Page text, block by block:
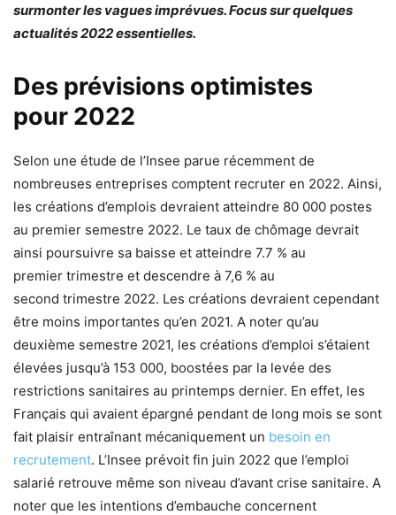
surmonter les vagues imprévues. Focus sur quelques
actualités 2022 essentielles.
Des prévisions optimistes
pour 2022
Selon une étude de l’Insee parue récemment de
nombreuses entreprises comptent recruter en 2022. Ainsi,
les créations d’emplois devraient atteindre 80 000 postes
au premier semestre 2022. Le taux de chômage devrait
ainsi poursuivre sa baisse et atteindre 7.7 % au
premier trimestre et descendre à 7,6 % au
second trimestre 2022. Les créations devraient cependant
être moins importantes qu’en 2021. A noter qu’au
deuxième semestre 2021, les créations d’emploi s’étaient
élevées jusqu’à 153 000, boostées par la levée des
restrictions sanitaires au printemps dernier. En effet, les
Français qui avaient épargné pendant de long mois se sont
fait plaisir entraînant mécaniquement un besoin en
recrutement. L’Insee prévoit fin juin 2022 que l’emploi
salarié retrouve même son niveau d’avant crise sanitaire. A
noter que les intentions d’embauche concernent